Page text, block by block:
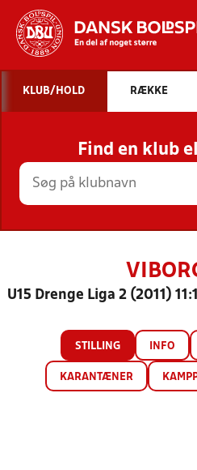
STILLINGER,
KLUB/HOLD RÆKKE
Find en klub
U15 Drenge Liga 2 (2011)
STILLING INFO
KARANTÆNER